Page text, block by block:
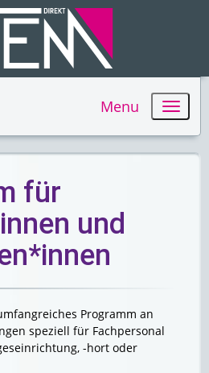
Menu
für
und
Programm an
speziell für Fachpersonal
-hort oder